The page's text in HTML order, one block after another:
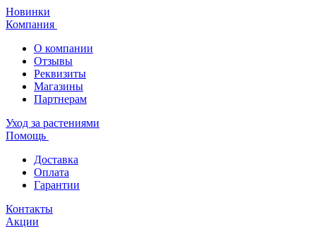
Новинки
Компания
О компании
Отзывы
Реквизиты
Магазины
Партнерам
Уход за растениями
Помощь
Доставка
Оплата
Гарантии
Контакты
Акции